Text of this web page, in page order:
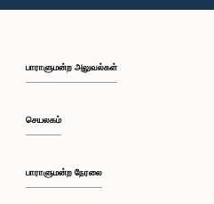
பாராளுமன்ற அலுவல்கள்
செயலகம்
பாராளுமன்ற நேரலை